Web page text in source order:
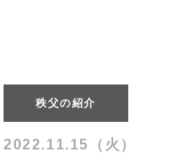
秩父の紹介
2022.11.15（火）